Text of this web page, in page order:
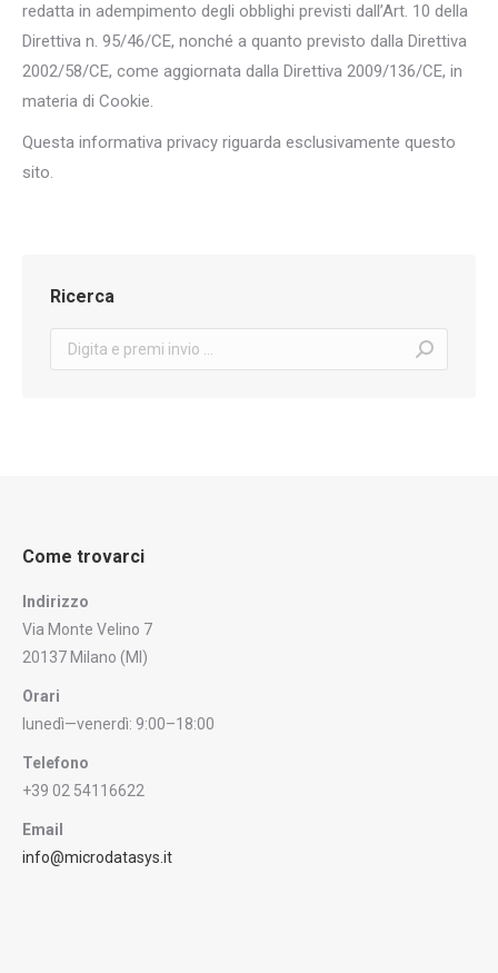
redatta in adempimento degli obblighi previsti dall’Art. 10 della
Direttiva n. 95/46/CE, nonché a quanto previsto dalla Direttiva
2002/58/CE, come aggiornata dalla Direttiva 2009/136/CE, in
materia di Cookie.
Questa informativa privacy riguarda esclusivamente questo
sito.
Ricerca
Search:
Come trovarci
Indirizzo
Via Monte Velino 7
20137 Milano (MI)
Orari
lunedì—venerdì: 9:00–18:00
Telefono
+39 02 54116622
Email
info@microdatasys.it